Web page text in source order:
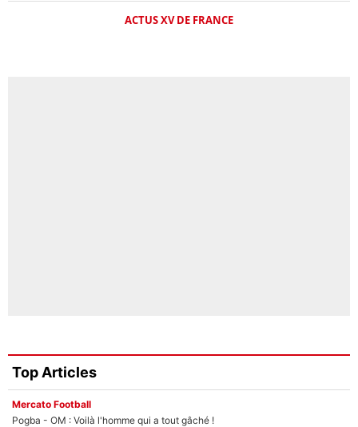
ACTUS XV DE FRANCE
Top Articles
Mercato Football
Pogba - OM : Voilà l'homme qui a tout gâché !